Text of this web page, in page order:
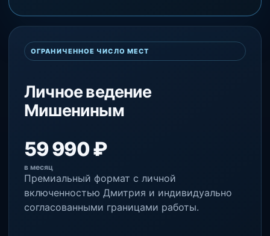
ОГРАНИЧЕННОЕ ЧИСЛО МЕСТ
Личное ведение
Мишениным
59 990 ₽
в месяц
Премиальный формат с личной
включенностью Дмитрия и индивидуально
согласованными границами работы.